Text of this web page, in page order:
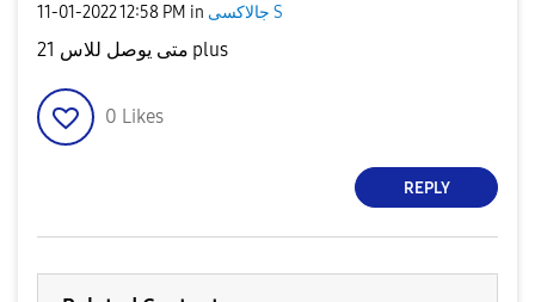
‎11-01-202212:58 PM in جالاكسى S
متى يوصل للاس 21 plus
0 Likes
REPLY